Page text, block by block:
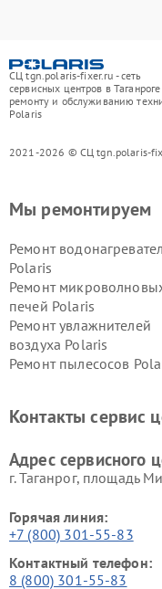
СЦ tgn.polaris-fixer.ru - сеть
сервисных центров в
ремонту и обслуживанию
Polaris
2021-2026 © СЦ tgn.polaris-
Мы ремонтируем
Ремонт
Polaris
Ремонт
печей Polaris
Ремонт увлажнителей
воздуха Polaris
Ремонт пылесосов
Контакты сервис
Адрес сервисного
г. Таганрог, площадь
Горячая линия:
+7 (800) 301-55-83
Контактный телефон:
8 (800) 301-55-83